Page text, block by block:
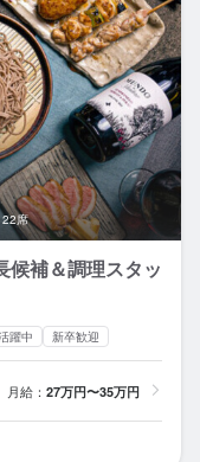
22席
候補＆調理スタッ
躍中 新卒歓迎
月給： 27万円〜35万円